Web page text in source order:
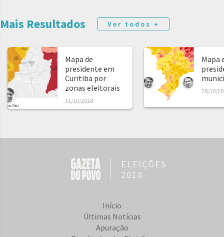
Mais Resultados Ver todos +
Mapa de
presidente em
Curitiba por
zonas eleitorais
31/10/2018
Mapa
28/10/
ELEIÇÕES
2018
Início
Últimas Notícias
Apuração